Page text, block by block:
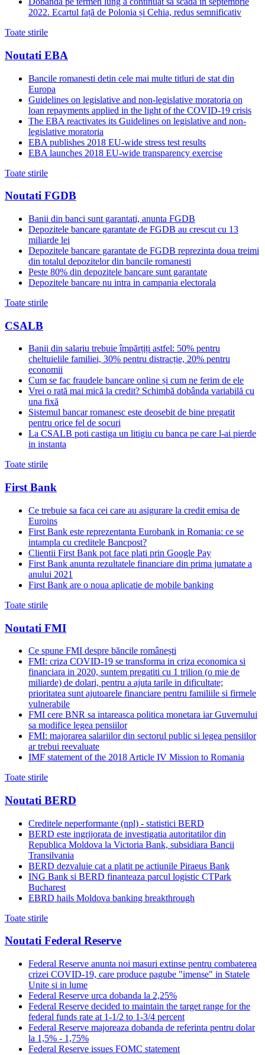
2022. Ecartul față de Polonia și Cehia, redus semnificativ
Toate stirile
Noutati EBA
Bancile romanesti detin cele mai multe titluri de stat din
Europa
Guidelines on legislative and non-legislative moratoria on
loan repayments applied in the light of the COVID-19 crisis
The EBA reactivates its Guidelines on legislative and non-
legislative moratoria
EBA publishes 2018 EU-wide stress test results
EBA launches 2018 EU-wide transparency exercise
Toate stirile
Noutati FGDB
Banii din banci sunt garantati, anunta FGDB
Depozitele bancare garantate de FGDB au crescut cu 13
miliarde lei
Depozitele bancare garantate de FGDB reprezinta doua treimi
din totalul depozitelor din bancile romanesti
Peste 80% din depozitele bancare sunt garantate
Depozitele bancare nu intra in campania electorala
Toate stirile
CSALB
Banii din salariu trebuie împărțiți astfel: 50% pentru
cheltuielile familiei, 30% pentru distracție, 20% pentru
economii
Cum se fac fraudele bancare online și cum ne ferim de ele
Vrei o rată mai mică la credit? Schimbă dobânda variabilă cu
una fixă
Sistemul bancar romanesc este deosebit de bine pregatit
pentru orice fel de socuri
La CSALB poti castiga un litigiu cu banca pe care l-ai pierde
in instanta
Toate stirile
First Bank
Ce trebuie sa faca cei care au asigurare la credit emisa de
Euroins
First Bank este reprezentanta Eurobank in Romania: ce se
intampla cu creditele Bancpost?
Clientii First Bank pot face plati prin Google Pay
First Bank anunta rezultatele financiare din prima jumatate a
anului 2021
First Bank are o noua aplicatie de mobile banking
Toate stirile
Noutati FMI
Ce spune FMI despre băncile românești
FMI: criza COVID-19 se transforma in criza economica si
financiara in 2020, suntem pregatiti cu 1 trilion (o mie de
miliarde) de dolari, pentru a ajuta tarile in dificultate;
prioritatea sunt ajutoarele financiare pentru familiile si firmele
vulnerabile
FMI cere BNR sa intareasca politica monetara iar Guvernului
sa modifice legea pensiilor
FMI: majorarea salariilor din sectorul public si legea pensiilor
ar trebui reevaluate
IMF statement of the 2018 Article IV Mission to Romania
Toate stirile
Noutati BERD
Creditele neperformante (npl) - statistici BERD
BERD este ingrijorata de investigatia autoritatilor din
Republica Moldova la Victoria Bank, subsidiara Bancii
Transilvania
BERD dezvaluie cat a platit pe actiunile Piraeus Bank
ING Bank si BERD finanteaza parcul logistic CTPark
Bucharest
EBRD hails Moldova banking breakthrough
Toate stirile
Noutati Federal Reserve
Federal Reserve anunta noi masuri extinse pentru combaterea
crizei COVID-19, care produce pagube "imense" in Statele
Unite si in lume
Federal Reserve urca dobanda la 2,25%
Federal Reserve decided to maintain the target range for the
federal funds rate at 1-1/2 to 1-3/4 percent
Federal Reserve majoreaza dobanda de referinta pentru dolar
la 1,5% - 1,75%
Federal Reserve issues FOMC statement